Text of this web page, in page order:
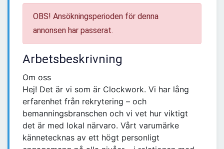
OBS! Ansökningsperioden för denna
annonsen har passerat.
Arbetsbeskrivning
Om oss
Hej! Det är vi som är Clockwork. Vi har lång
erfarenhet från rekrytering – och
bemanningsbranschen och vi vet hur viktigt
det är med lokal närvaro. Vårt varumärke
kännetecknas av ett högt personligt